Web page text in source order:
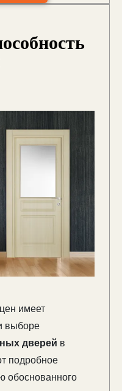
имеет
выборе
дверей в
подробное
обоснованного